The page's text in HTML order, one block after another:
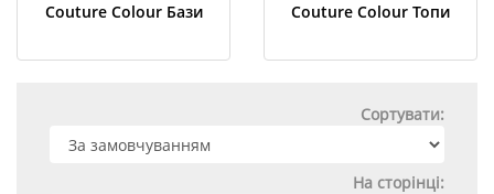
Couture Colour Бази Couture Colour Топи
Сортувати:
На сторінці: